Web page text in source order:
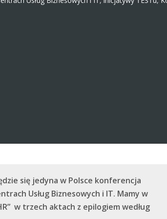
się jedyna w Polsce konferencja
Usług Biznesowych i IT. Mamy w
w trzech aktach z epilogiem według